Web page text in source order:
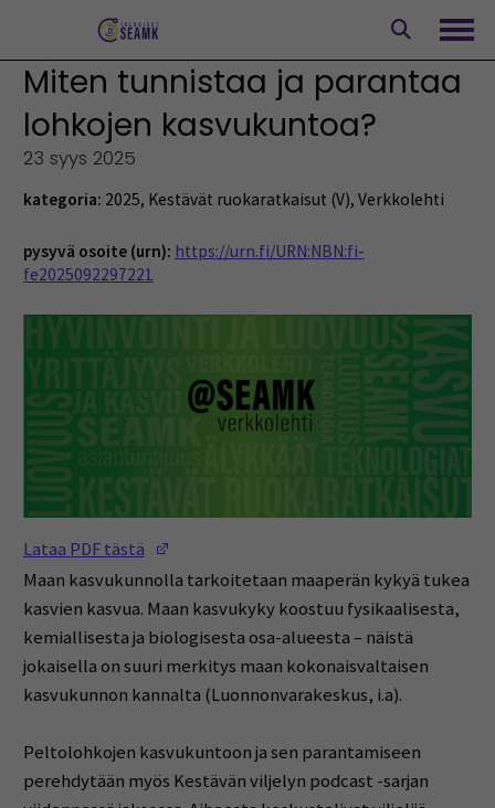
Miten tunnistaa ja parantaa
lohkojen kasvukuntoa?
23 syys 2025
kategoria: 2025, Kestävät ruokaratkaisut (V), Verkkolehti
pysyvä osoite (urn): https://urn.fi/URN:NBN:fi-
fe2025092297221
Lataa PDF tästä
Maan kasvukunnolla tarkoitetaan maaperän kykyä tukea
kasvien kasvua. Maan kasvukyky koostuu fysikaalisesta,
kemiallisesta ja biologisesta osa-alueesta – näistä
jokaisella on suuri merkitys maan kokonaisvaltaisen
kasvukunnon kannalta (Luonnonvarakeskus, i.a).
Peltolohkojen kasvukuntoon ja sen parantamiseen
perehdytään myös Kestävän viljelyn podcast -sarjan